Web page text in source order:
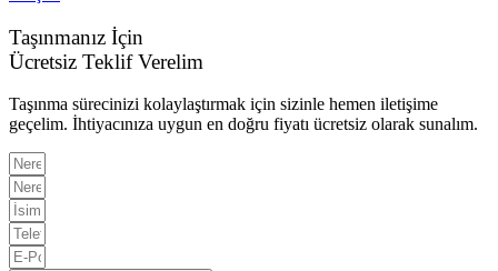
Taşınmanız İçin
Ücretsiz Teklif Verelim
Taşınma sürecinizi kolaylaştırmak için sizinle hemen iletişime
geçelim. İhtiyacınıza uygun en doğru fiyatı ücretsiz olarak sunalım.